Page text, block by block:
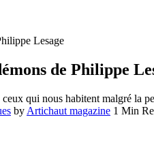
Lesage
de Philippe
qui nous habitent malgré la
by Artichaut magazine 1 Min